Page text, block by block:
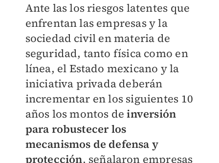
Ante las los riesgos latentes que
enfrentan las empresas y la
sociedad civil en materia de
seguridad, tanto física como en
línea, el Estado mexicano y la
iniciativa privada deberán
incrementar en los siguientes 10
años los montos de inversión
para robustecer los
mecanismos de defensa y
protección, señalaron empresas